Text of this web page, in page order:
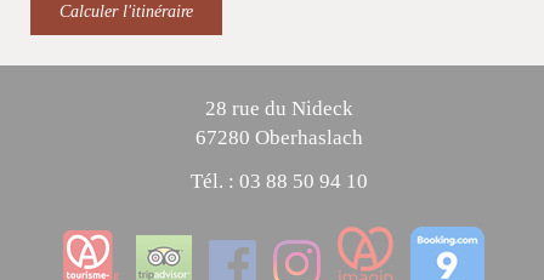
Calculer l'itinéraire
28 rue du Nideck
67280 Oberhaslach
Tél. : 03 88 50 94 10